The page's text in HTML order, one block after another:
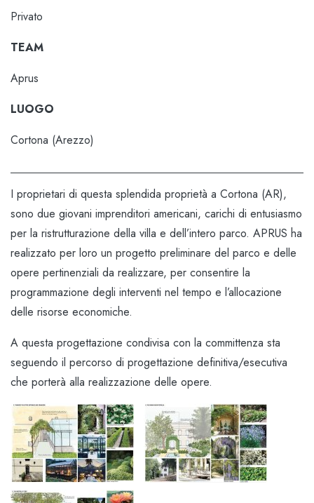
Privato
TEAM
Aprus
LUOGO
Cortona (Arezzo)
I proprietari di questa splendida proprietà a Cortona (AR),
sono due giovani imprenditori americani, carichi di entusiasmo
per la ristrutturazione della villa e dell’intero parco. APRUS ha
realizzato per loro un progetto preliminare del parco e delle
opere pertinenziali da realizzare, per consentire la
programmazione degli interventi nel tempo e l’allocazione
delle risorse economiche.
A questa progettazione condivisa con la committenza sta
seguendo il percorso di progettazione definitiva/esecutiva
che porterà alla realizzazione delle opere.